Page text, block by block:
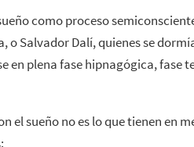
como proceso
o Salvador Dalí, quienes se
en plena fase hipnagógica, fase
sueño no es lo que tienen en